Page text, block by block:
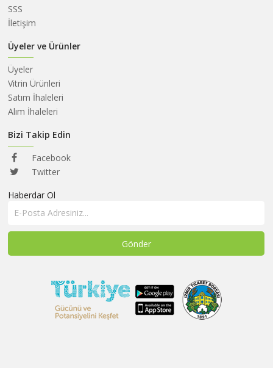
ANASAYFA
KATEGORİ
HAKKIMIZDA
İHALELERİ
ALIM
İHALELERİ
ÜYELER
SSS
İletişim
Üyeler ve Ürünler
Üyeler
Vitrin Ürünleri
Satım İhaleleri
Alım İhaleleri
Bizi Takip Edin
Facebook
Twitter
Haberdar Ol